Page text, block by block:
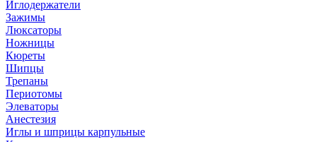
Иглодержатели
Зажимы
Люксаторы
Ножницы
Кюреты
Шипцы
Трепаны
Периотомы
Элеваторы
Анестезия
Иглы и шприцы карпульные